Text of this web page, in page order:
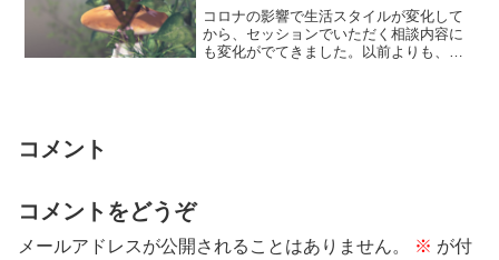
コロナの影響で生活スタイルが変化して
から、セッションでいただく相談内容に
も変化がでてきました。以前よりも、自
コメント
コメントをどうぞ
メールアドレスが公開されることはありません。 ※ が付